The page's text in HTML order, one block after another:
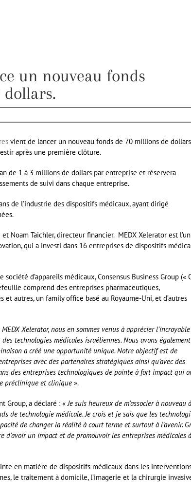
un nouveau fonds
dollars.
vient de lancer un nouveau fonds de 70 millions de dollars
après une première clôture.
de 1 à 3 millions de dollars par entreprise et réservera
de suivi dans chaque entreprise.
de l’industrie des dispositifs médicaux, ayant dirigé
Noam Taichler, directeur financier. MEDX Xelerator est l’un
qui a investi dans 16 entreprises de dispositifs
d’appareils médicaux, Consensus Business Group («
comprend des entreprises pharmaceutiques,
autres, un family office basé au Royaume-Uni, et d’autres
Xelerator, nous en sommes venus à apprécier l’incroyable
technologies médicales israéliennes. Nous avons également
a créé une opportunité unique. Notre objectif est de
avec des partenaires stratégiques ainsi qu’avec des
des entreprises technologiques de pointe à fort impact qui
préclinique et clinique ».
Group, a déclaré : «Je suis heureux de m’associer à nouveau à
de technologie médicale. Je crois et je sais que les
de changer la réalité à court terme et surtout à l’avenir.
d’avoir un impact et de promouvoir les entreprises médicales à
en matière de dispositifs médicaux dans les
le traitement à domicile, l’imagerie et la chirurgie